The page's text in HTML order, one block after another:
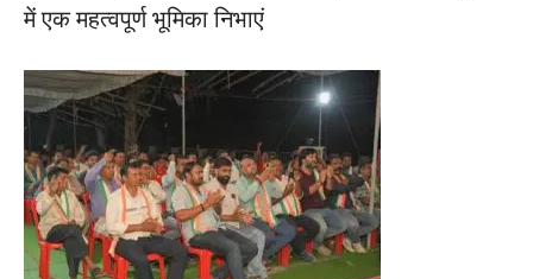
में एक महत्वपूर्ण भूमिका निभाएं